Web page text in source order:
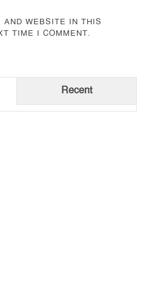
WEBSITE IN THIS
TIME I COMMENT.
Recent